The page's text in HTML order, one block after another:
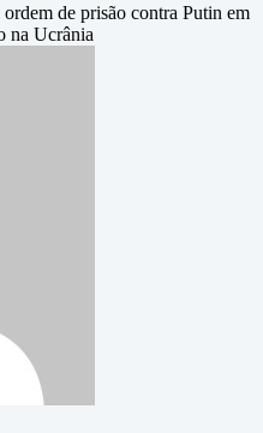
de prisão contra Putin em
na Ucrânia